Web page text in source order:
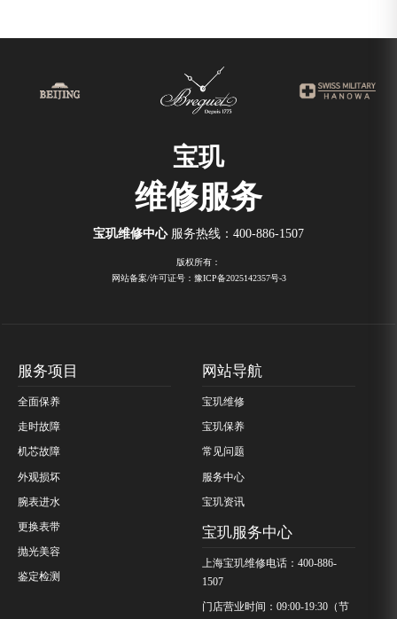
宝玑
维修服务
宝玑维修中心 服务热线： 400-886-1507
版权所有：
网站备案/许可证号：豫ICP备2025142357号-3
服务项目
全面保养
走时故障
机芯故障
外观损坏
腕表进水
更换表带
抛光美容
鉴定检测
网站导航
宝玑维修
宝玑保养
常见问题
服务中心
宝玑资讯
宝玑服务中心
上海宝玑维修电话：400-886-
1507
门店营业时间：09:00-19:30（节